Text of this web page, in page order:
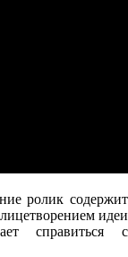
ролик содержит
идеи
справиться с